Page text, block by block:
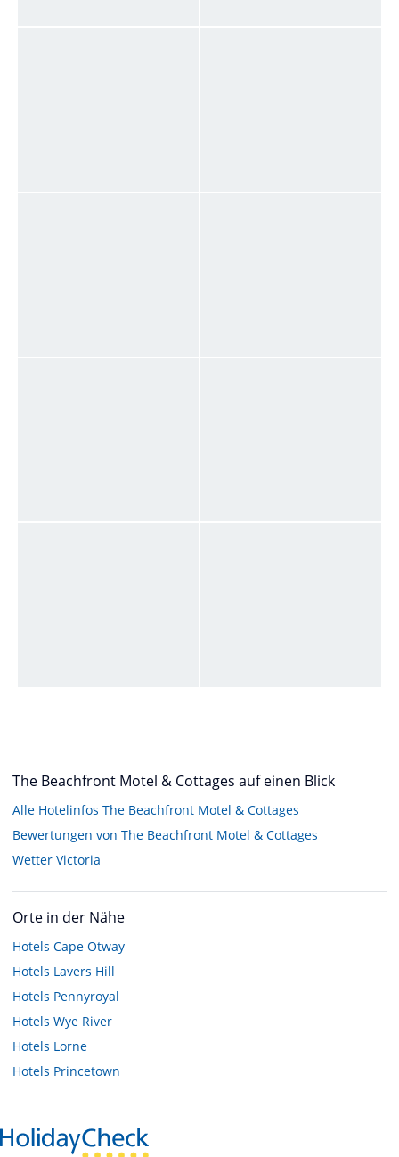
The Beachfront Motel & Cottages auf einen Blick
Alle Hotelinfos The Beachfront Motel & Cottages
Bewertungen von The Beachfront Motel & Cottages
Wetter Victoria
Orte in der Nähe
Hotels Cape Otway
Hotels Lavers Hill
Hotels Pennyroyal
Hotels Wye River
Hotels Lorne
Hotels Princetown